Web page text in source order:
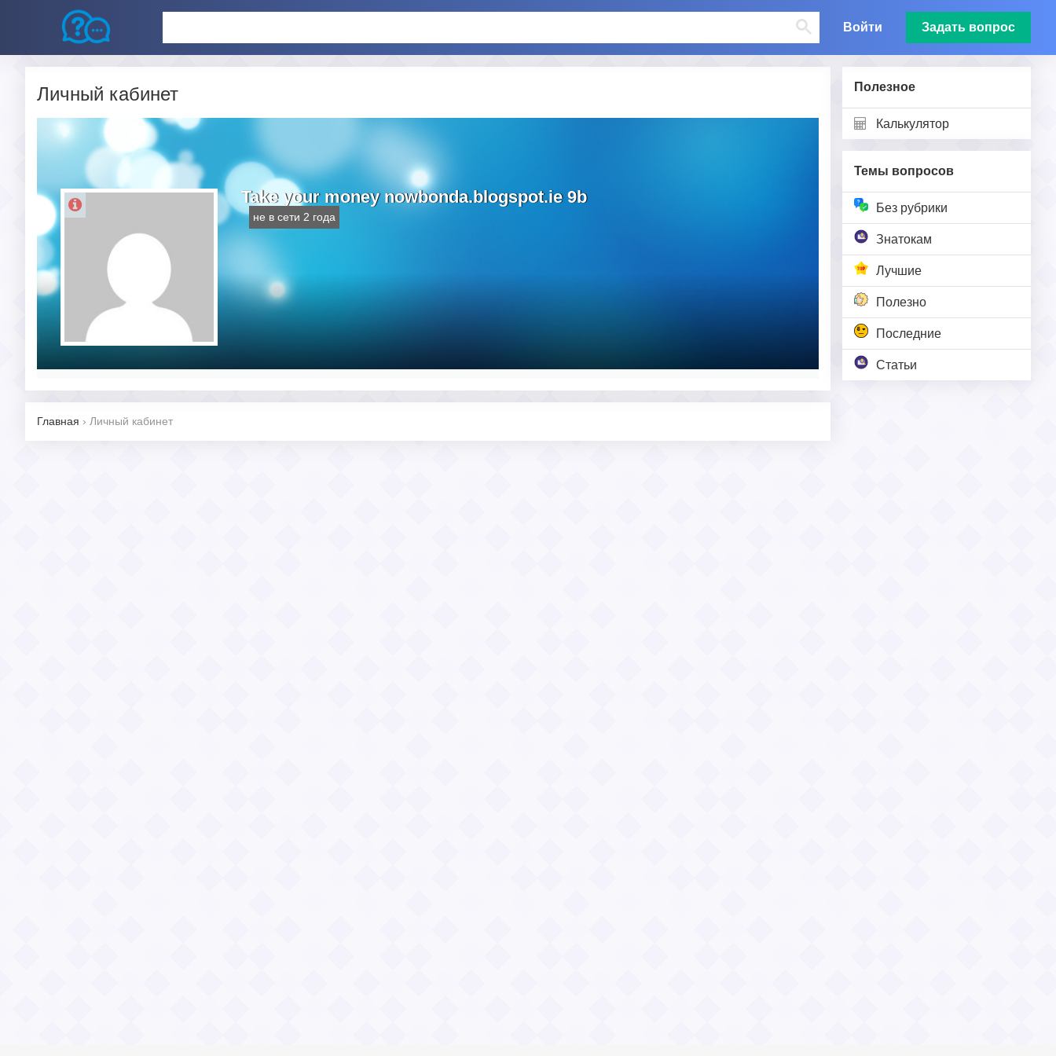
Войти Задать вопрос
Полезное
Калькулятор
Темы вопросов
Без рубрики
Знатокам
Лучшие
Полезно
Последние
Статьи
Личный кабинет
Take your money nowbonda.blogspot.ie 9b
не в сети 2 года
Главная › Личный кабинет